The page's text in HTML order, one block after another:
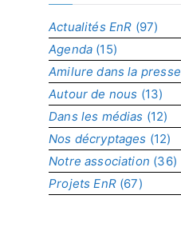
r
p
r
o
j
e
t
Actualités EnR (97)
Agenda (15)
Amilure dans la presse
Autour de nous (13)
Dans les médias (12)
Nos décryptages (12)
Notre association (36)
Projets EnR(67)